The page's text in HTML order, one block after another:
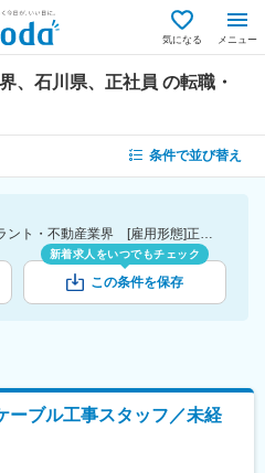
気になる メニュー
、石川県、正社員 の転職・
条件で並び替え
[勤務地]石川県 [業種]建設・プラント・不動産業界 [雇用形態]正社員
新着求人をいつでもチェック
この条件を保存
ーブル工事スタッフ／未経